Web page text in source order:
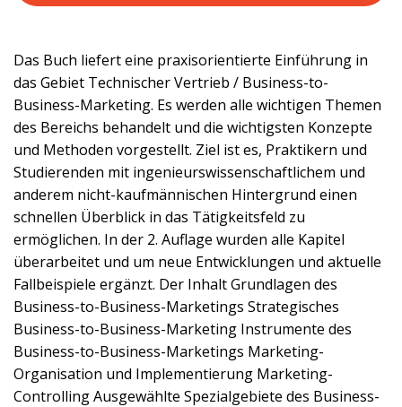
Das Buch liefert eine praxisorientierte Einführung in
das Gebiet Technischer Vertrieb / Business-to-
Business-Marketing. Es werden alle wichtigen Themen
des Bereichs behandelt und die wichtigsten Konzepte
und Methoden vorgestellt. Ziel ist es, Praktikern und
Studierenden mit ingenieurswissenschaftlichem und
anderem nicht-kaufmännischen Hintergrund einen
schnellen Überblick in das Tätigkeitsfeld zu
ermöglichen. In der 2. Auflage wurden alle Kapitel
überarbeitet und um neue Entwicklungen und aktuelle
Fallbeispiele ergänzt. Der Inhalt Grundlagen des
Business-to-Business-Marketings Strategisches
Business-to-Business-Marketing Instrumente des
Business-to-Business-Marketings Marketing-
Organisation und Implementierung Marketing-
Controlling Ausgewählte Spezialgebiete des Business-